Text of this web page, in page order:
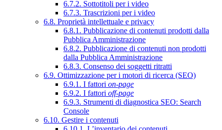
6.7.2. Sottotitoli per i video
6.7.3. Trascrizioni per i video
6.8. Proprietà intellettuale e privacy
6.8.1. Pubblicazione di contenuti prodotti dalla
Pubblica Amministrazione
6.8.2. Pubblicazione di contenuti non prodotti
dalla Pubblica Amministrazione
6.8.3. Consenso dei soggetti ritratti
6.9. Ottimizzazione per i motori di ricerca (SEO)
6.9.1. I fattori on-page
6.9.2. I fattori off-page
6.9.3. Strumenti di diagnostica SEO: Search
Console
6.10. Gestire i contenuti